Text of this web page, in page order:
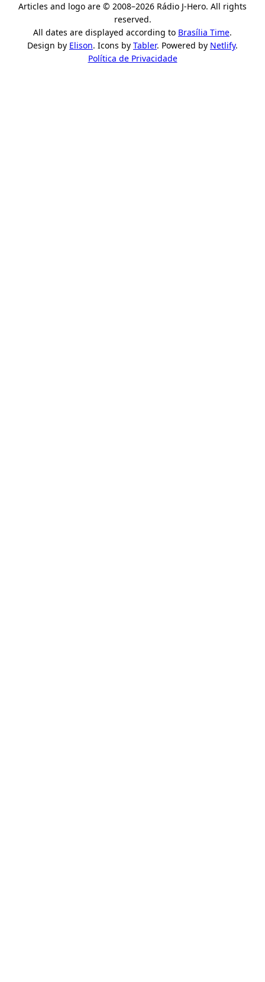
Articles and logo are © 2008–2026 Rádio J-Hero. All rights
reserved.
All dates are displayed according to Brasília Time.
Design by Elison. Icons by Tabler. Powered by Netlify.
Política de Privacidade